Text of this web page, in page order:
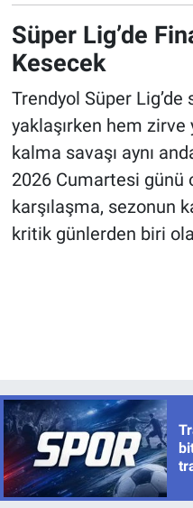
Süper Lig’de
Kesecek
Trendyol Süper
yaklaşırken hem zirve
kalma savaşı aynı
2026 Cumartesi günü
karşılaşma, sezonun
kritik günlerden biri